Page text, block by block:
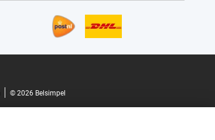
© 2026 Belsimpel